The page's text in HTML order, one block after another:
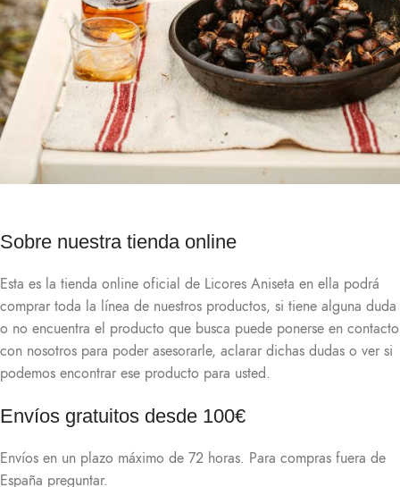
Sobre nuestra tienda online
Esta es la tienda online oficial de Licores Aniseta en ella podrá
comprar toda la línea de nuestros productos, si tiene alguna duda
o no encuentra el producto que busca puede ponerse en contacto
con nosotros para poder asesorarle, aclarar dichas dudas o ver si
podemos encontrar ese producto para usted.
Envíos gratuitos desde 100€
Envíos en un plazo máximo de 72 horas. Para compras fuera de
España preguntar.